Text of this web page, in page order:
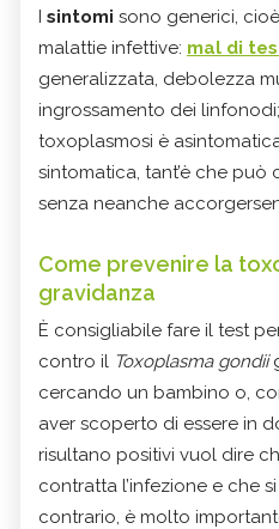
I sintomi sono generici,
malattie infettive: mal di
generalizzata, debolezza
ingrossamento dei
toxoplasmosi è
sintomatica, tant’è che
senza neanche
Come prevenire la
gravidanza
È consigliabile fare il test
contro il Toxoplasma gondii
cercando un bambino o,
aver scoperto di essere in
risultano positivi vuol dire
contratta l’infezione e che
contrario, è molto